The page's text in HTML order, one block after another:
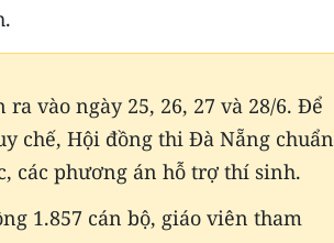
vào ngày 25, 26, 27 và 28/6. Để
chế, Hội đồng thi Đà Nẵng chuẩn
các phương án hỗ trợ thí sinh.
1.857 cán bộ, giáo viên tham